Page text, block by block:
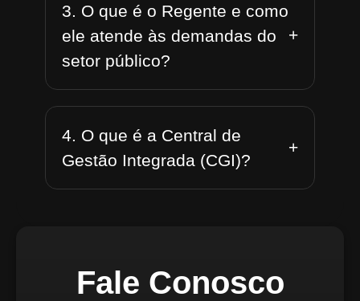
3. O que é o Regente e como
ele atende às demandas do
setor público?
+
4. O que é a Central de
Gestão Integrada (CGI)?
+
Fale Conosco